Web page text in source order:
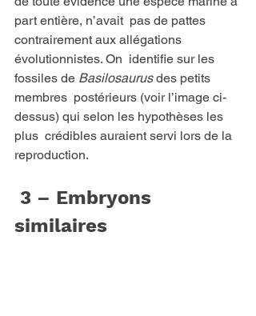
part entière, n’avait  pas de pattes
contrairement aux allégations
évolutionnistes. On  identifie sur les
fossiles de Basilosaurus des petits
membres  postérieurs (voir l’image ci-
dessus) qui selon les hypothèses les
plus  crédibles auraient servi lors de la
reproduction.
similaires